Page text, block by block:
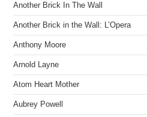
Another Brick In The Wall
Another Brick in the Wall: L’Opera
Anthony Moore
Arnold Layne
Atom Heart Mother
Aubrey Powell